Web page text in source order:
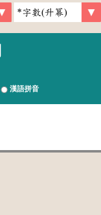
漢語拼音